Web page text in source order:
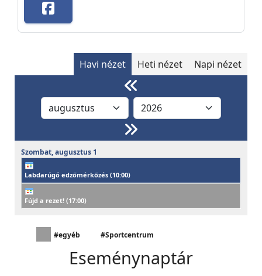
Havi nézet Heti nézet Napi nézet
Szombat,augusztus 1
Labdarúgó edzőmérkőzés (10:00)
Fújd a rezet! (17:00)
#egyéb #Sportcentrum
Eseménynaptár